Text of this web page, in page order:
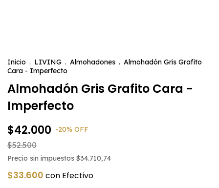
Inicio . LIVING . Almohadones . Almohadón Gris Grafito
Cara - Imperfecto
Almohadón Gris Grafito Cara -
Imperfecto
$42.000 -20% OFF
$52.500
Precio sin impuestos $34.710,74
$33.600 con Efectivo